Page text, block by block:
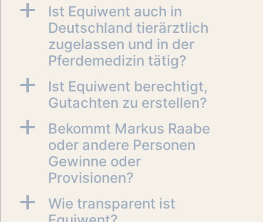
a
Ist Equiwent auch in
Deutschland tierärztlich
zugelassen und in der
Pferdemedizin tätig?
a
Ist Equiwent berechtigt,
Gutachten zu erstellen?
a
Bekommt Markus Raabe
oder andere Personen
Gewinne oder
Provisionen?
a
Wie transparent ist